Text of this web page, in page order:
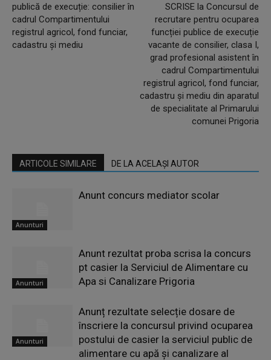
publică de execuție: consilier în
cadrul Compartimentului
registrul agricol, fond funciar,
cadastru și mediu
SCRISE la Concursul de
recrutare pentru ocuparea
funcției publice de execuție
vacante de consilier, clasa I,
grad profesional asistent în
cadrul Compartimentului
registrul agricol, fond funciar,
cadastru și mediu din aparatul
de specialitate al Primarului
comunei Prigoria
ARTICOLE SIMILARE DE LA ACELAȘI AUTOR
Anunturi
Anunt concurs mediator scolar
Anunturi
Anunt rezultat proba scrisa la concurs
pt casier la Serviciul de Alimentare cu
Apa si Canalizare Prigoria
Anunturi
Anunț rezultate selecție dosare de
înscriere la concursul privind ocuparea
postului de casier la serviciul public de
alimentare cu apă și canalizare al